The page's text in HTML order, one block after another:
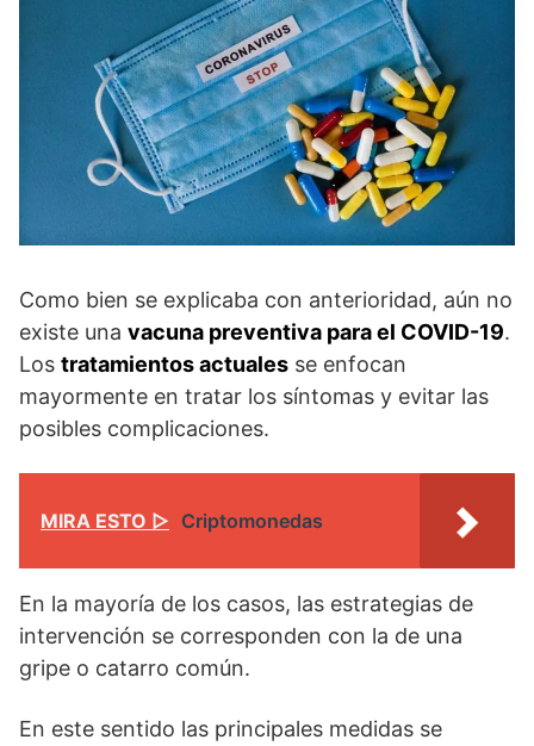
Como bien se explicaba con anterioridad, aún no
existe una vacuna preventiva para el COVID-19.
Los tratamientos actuales se enfocan
mayormente en tratar los síntomas y evitar las
posibles complicaciones.
MIRA ESTO ▷ Criptomonedas
En la mayoría de los casos, las estrategias de
intervención se corresponden con la de una
gripe o catarro común.
En este sentido las principales medidas se